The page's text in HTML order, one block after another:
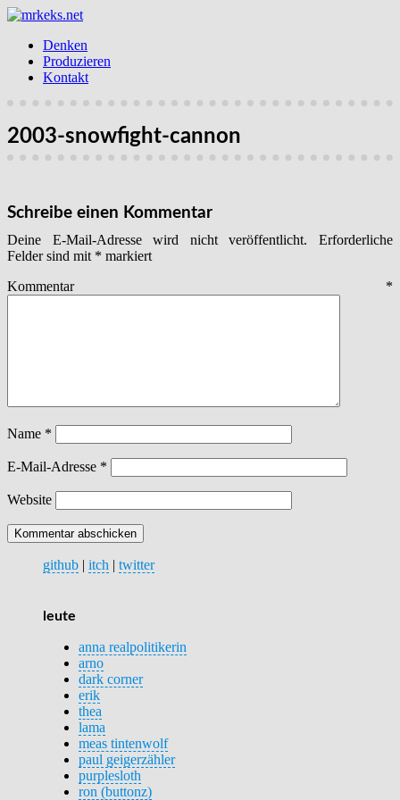
Denken
Produzieren
Kontakt
2003-snowfight-cannon
Schreibe einen Kommentar
Deine E-Mail-Adresse wird nicht veröffentlicht.
Erforderliche
Felder sind mit * markiert
Kommentar *
Name *
E-Mail-Adresse *
Website
github | itch | twitter
leute
anna realpolitikerin
arno
dark corner
erik
thea
lama
meas tintenwolf
paul geigerzähler
purplesloth
ron (buttonz)